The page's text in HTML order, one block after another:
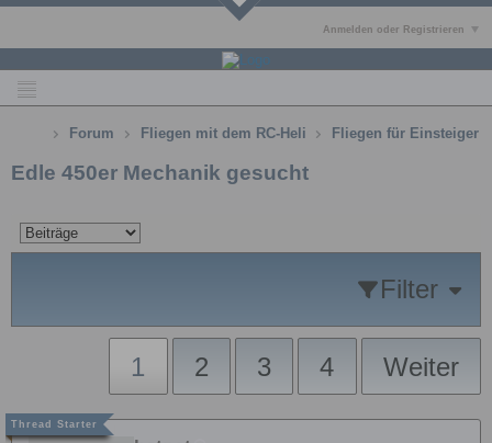
Anmelden oder Registrieren
Forum Fliegen mit dem RC-Heli Fliegen für Einsteiger
Edle 450er Mechanik gesucht
Filter
1 2 3 4 Weiter